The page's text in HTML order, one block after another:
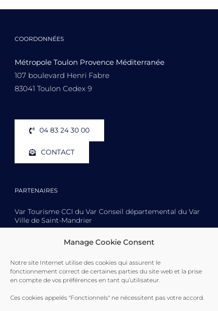
Manage Cookie Consent
Notre site Internet utilise des cookies qui assurent le
fonctionnement correct de certaines parties du site web et la prise
en compte de vos préférences en tant qu’utilisateur.
Ces cookies appelés "Fonctionnels" ne nécessitent pas votre accord.
COORDONNÉES
Métropole Toulon Provence Méditerranée
107 boulevard Henri Fabre
83041 Toulon Cedex 9
04 83 24 30 00
CONTACT
PARTENAIRES
Var Tourisme CCI du Var Conseil départemental du Var
Ville de Saint-Mandrier
Toulon Provence Méditerranée Ville de Toulon Ville de
La Seyne-sur-Mer Ville de Saint-Mandrier